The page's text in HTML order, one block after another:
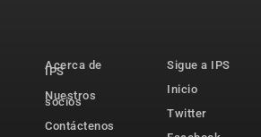
Acerca de
IPS
Nuestros
socios
Contáctenos
Sigue a IPS
Inicio
Twitter